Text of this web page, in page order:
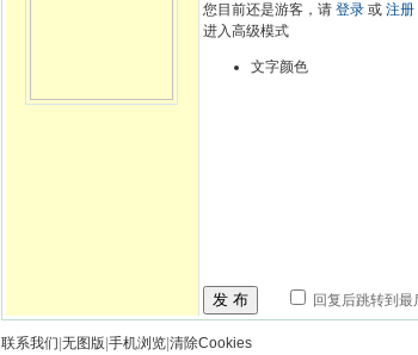
您目前还是游客，请 登录 或 注册
进入高级模式
文字颜色
发 布 回复后跳转到最
联系我们 无图版 手机浏览 清除Cookies